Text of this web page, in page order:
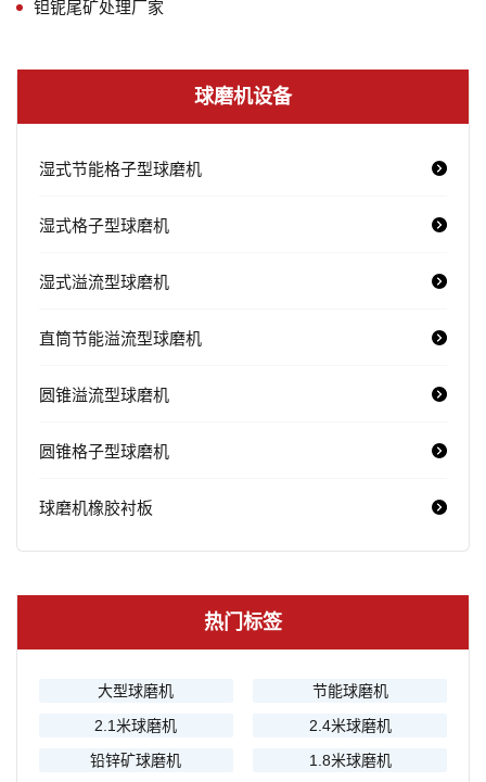
钽铌尾矿处理厂家
球磨机设备
湿式节能格子型球磨机
湿式格子型球磨机
湿式溢流型球磨机
直筒节能溢流型球磨机
圆锥溢流型球磨机
圆锥格子型球磨机
球磨机橡胶衬板
热门标签
大型球磨机
节能球磨机
2.1米球磨机
2.4米球磨机
铅锌矿球磨机
1.8米球磨机